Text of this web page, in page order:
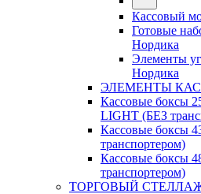
Кассовый
Готовые
Нордика
Элементы
Нордика
ЭЛЕМЕНТЫ
Кассовые
LIGHT (БЕЗ
Кассовые боксы
транспортером)
Кассовые боксы
транспортером)
ТОРГОВЫЙ